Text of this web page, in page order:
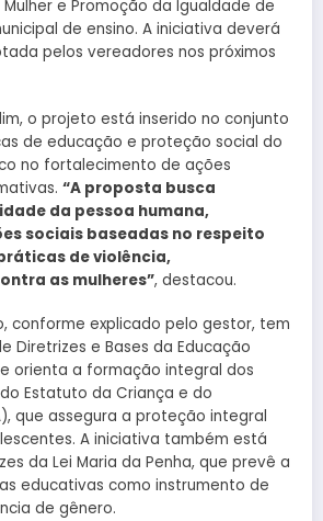
e Promoção da Igualdade de
de ensino. A iniciativa deverá
pelos vereadores nos próximos
o projeto está inserido no conjunto
de educação e proteção social do
no fortalecimento de ações
“A proposta busca
da pessoa humana,
sociais baseadas no respeito
de violência,
as mulheres”, destacou.
conforme explicado pelo gestor, tem
Diretrizes e Bases da Educação
orienta a formação integral dos
Estatuto da Criança e do
que assegura a proteção integral
A iniciativa também está
da Lei Maria da Penha, que prevê a
educativas como instrumento de
de gênero.